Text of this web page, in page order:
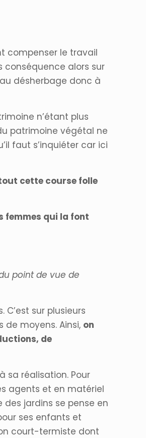
compenser le travail
conséquence alors sur
désherbage donc à
n’étant plus
patrimoine végétal ne
faut s’inquiéter car ici
cette course folle
femmes qui la font
point de vue de
sur plusieurs
de moyens. Ainsi, on
de
sa réalisation. Pour
agents et en matériel
jardins se pense en
ses enfants et
court-termiste dont